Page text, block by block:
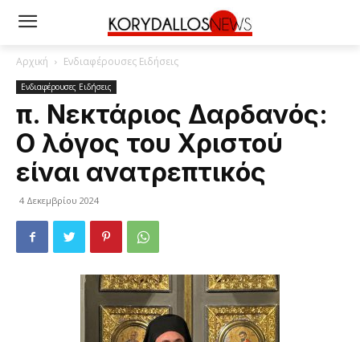
Αρχική Ενδιαφέρουσες Ειδήσεις
Ενδιαφέρουσες Ειδήσεις
π. Νεκτάριος Δαρδανός:
Ο λόγος του Χριστού
είναι ανατρεπτικός
4 Δεκεμβρίου 2024